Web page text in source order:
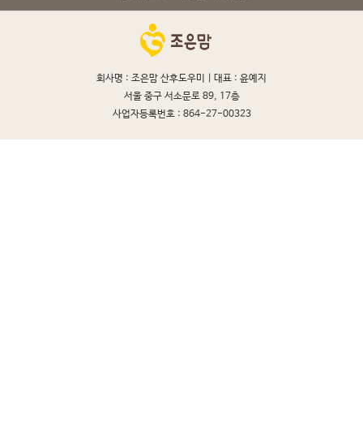
회사명 : 조은맘 산후도우미 | 대표 : 윤예지
서울 중구 서소문로 89, 17층
사업자등록번호 : 864-27-00323